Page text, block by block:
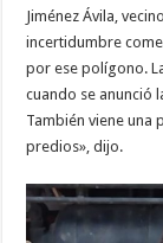
Jiménez Ávila,
incertidumbre
por ese polígono.
cuando se anunció
También viene
predios», dijo.